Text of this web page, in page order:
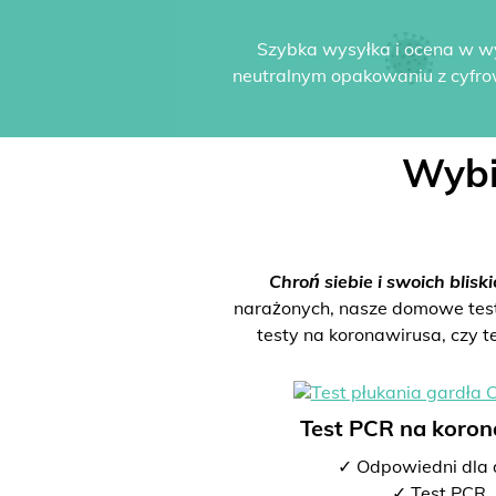
Szybka wysyłka i ocena w
neutralnym opakowaniu z
Chroń siebie i swoich
narażonych, nasze domowe
testy na koronawirusa, czy
Test PCR na
✓ Odpowiedni dla